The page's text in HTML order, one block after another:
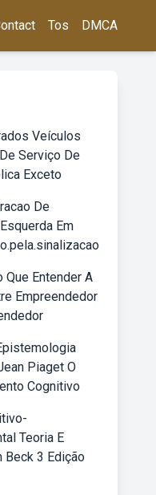
Tos DMCA
Veículos
Serviço De
Exceto
De
Em
Que Entender A
Empreendedor
Piaget O
Cognitivo
Teoria E
Beck 3 Edição